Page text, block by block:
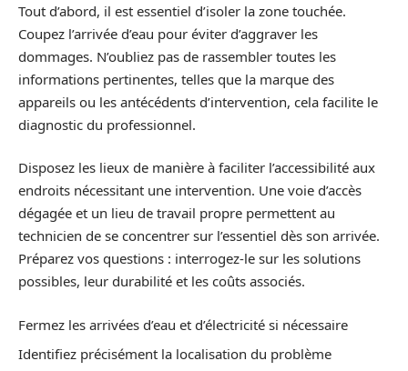
Tout d’abord, il est essentiel d’isoler la zone touchée.
Coupez l’arrivée d’eau pour éviter d’aggraver les
dommages. N’oubliez pas de rassembler toutes les
informations pertinentes, telles que la marque des
appareils ou les antécédents d’intervention, cela facilite le
diagnostic du professionnel.
Disposez les lieux de manière à faciliter l’accessibilité aux
endroits nécessitant une intervention. Une voie d’accès
dégagée et un lieu de travail propre permettent au
technicien de se concentrer sur l’essentiel dès son arrivée.
Préparez vos questions : interrogez-le sur les solutions
possibles, leur durabilité et les coûts associés.
Fermez les arrivées d’eau et d’électricité si nécessaire
Identifiez précisément la localisation du problème